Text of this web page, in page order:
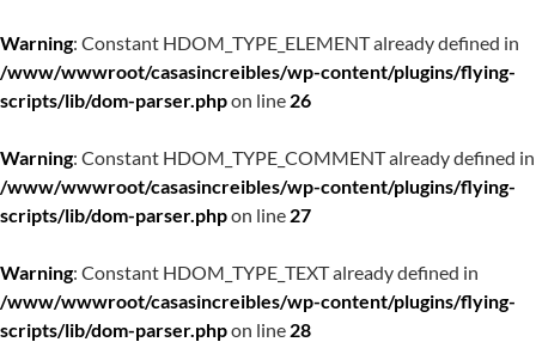
Warning: Constant HDOM_TYPE_ELEMENT already defined in
/www/wwwroot/casasincreibles/wp-content/plugins/flying-
scripts/lib/dom-parser.phpon line 26
Warning: Constant HDOM_TYPE_COMMENT already defined in
/www/wwwroot/casasincreibles/wp-content/plugins/flying-
scripts/lib/dom-parser.phpon line 27
Warning: Constant HDOM_TYPE_TEXT already defined in
/www/wwwroot/casasincreibles/wp-content/plugins/flying-
scripts/lib/dom-parser.phpon line 28